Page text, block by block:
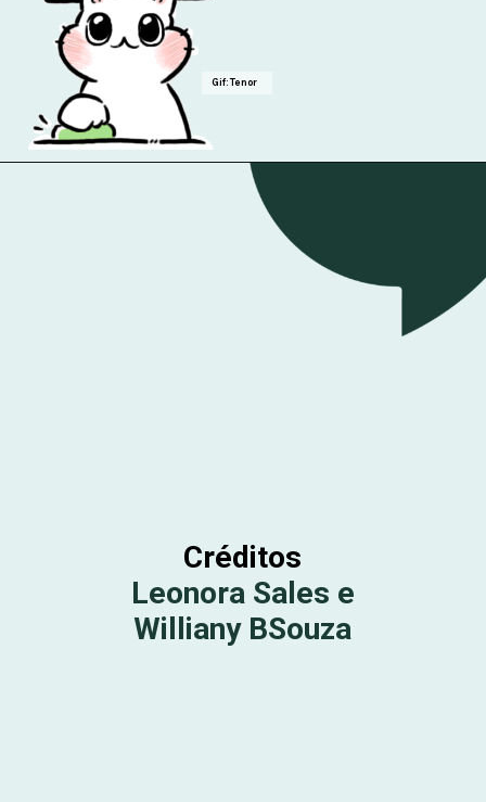
Gif: Tenor
Créditos
Leonora Sales e
Williany BSouza